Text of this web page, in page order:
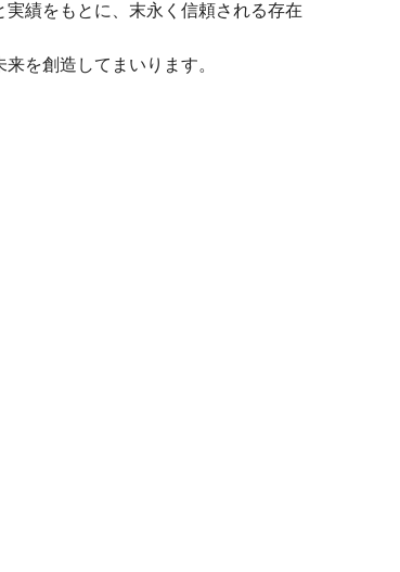
績をもとに、末永く信頼される存在
を創造してまいります。